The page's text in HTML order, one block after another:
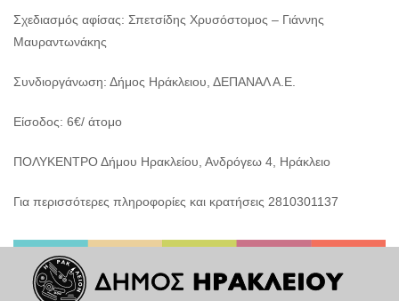
Σχεδιασμός αφίσας: Σπετσίδης Χρυσόστομος – Γιάννης
Μαυραντωνάκης
Συνδιοργάνωση: Δήμος Ηράκλειου, ΔΕΠΑΝΑΛ Α.Ε.
Είσοδος: 6€/ άτομο
ΠΟΛΥΚΕΝΤΡΟ Δήμου Ηρακλείου, Ανδρόγεω 4, Ηράκλειο
Για περισσότερες πληροφορίες και κρατήσεις 2810301137